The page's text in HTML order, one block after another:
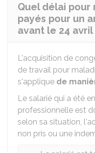
Quel délai
payés pour un
avant le 24 avril
L'acquisition de
de travail pour
s'applique de
Le salarié qui a été
professionnelle est
selon sa situation,
non pris ou une